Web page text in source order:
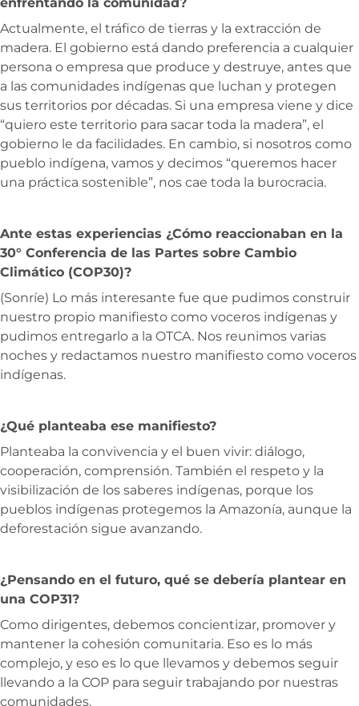
Actualmente, el tráfico de tierras y la extracción de
madera. El gobierno está dando preferencia a cualquier
persona o empresa que produce y destruye, antes que
a las comunidades indígenas que luchan y protegen
sus territorios por décadas. Si una empresa viene y dice
“quiero este territorio para sacar toda la madera”, el
gobierno le da facilidades. En cambio, si nosotros como
pueblo indígena, vamos y decimos “queremos hacer
una práctica sostenible”, nos cae toda la burocracia.
Ante estas experiencias ¿Cómo reaccionaban en la
30° Conferencia de las Partes sobre Cambio
Climático (COP30)?
(Sonríe) Lo más interesante fue que pudimos construir
nuestro propio manifiesto como voceros indígenas y
pudimos entregarlo a la OTCA. Nos reunimos varias
noches y redactamos nuestro manifiesto como voceros
indígenas.
¿Qué planteaba ese manifiesto?
Planteaba la convivencia y el buen vivir: diálogo,
cooperación, comprensión. También el respeto y la
visibilización de los saberes indígenas, porque los
pueblos indígenas protegemos la Amazonía, aunque la
deforestación sigue avanzando.
¿Pensando en el futuro, qué se debería plantear en
una COP31?
Como dirigentes, debemos concientizar, promover y
mantener la cohesión comunitaria. Eso es lo más
complejo, y eso es lo que llevamos y debemos seguir
llevando a la COP para seguir trabajando por nuestras
comunidades.